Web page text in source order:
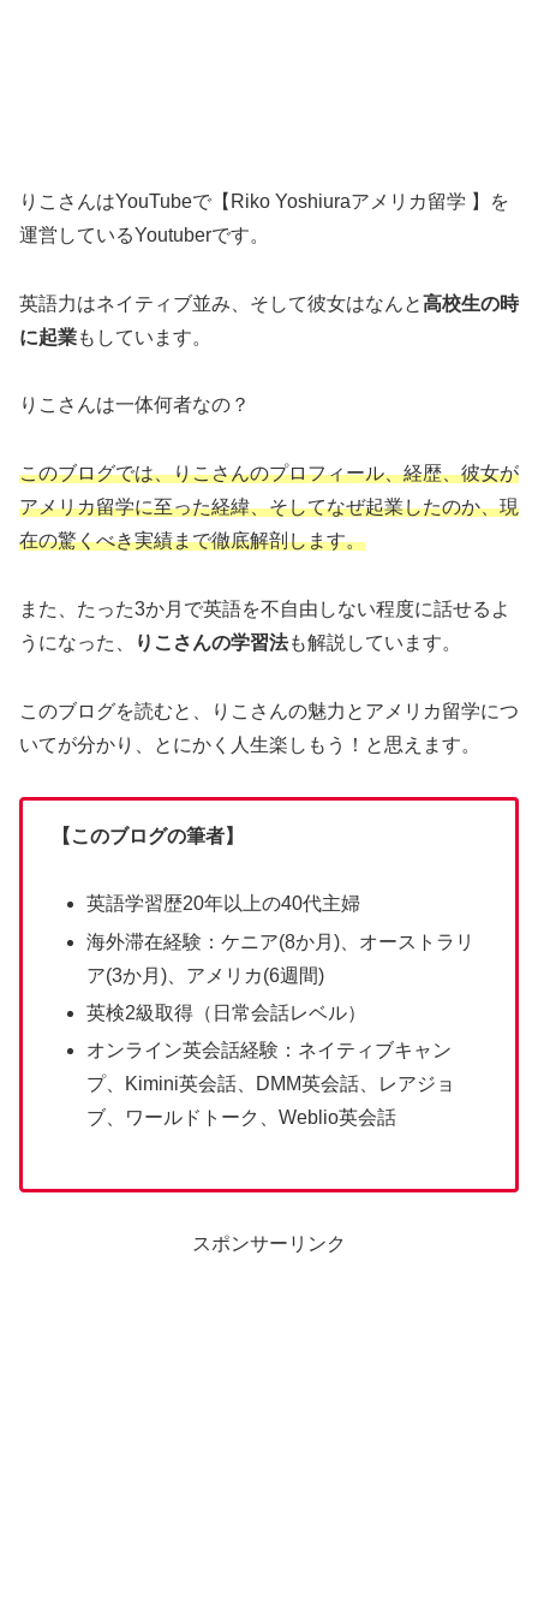
りこさんはYouTubeで【Riko Yoshiuraアメリカ留学 】を
運営しているYoutuberです。
英語力はネイティブ並み、そして彼女はなんと高校生の時
に起業もしています。
りこさんは一体何者なの？
このブログでは、りこさんのプロフィール、経歴、彼女が
アメリカ留学に至った経緯、そしてなぜ起業したのか、現
在の驚くべき実績まで徹底解剖します。
また、たった3か月で英語を不自由しない程度に話せるよ
うになった、
りこさんの学習法も解説しています。
このブログを読むと、りこさんの魅力とアメリカ留学につ
いてが分かり、とにかく人生楽しもう！と思えます。
【このブログの筆者】
英語学習歴20年以上の40代主婦
海外滞在経験：ケニア(8か月)、オーストラリ
ア(3か月)、アメリカ(6週間)
英検2級取得（日常会話レベル）
オンライン英会話経験：ネイティブキャン
プ、Kimini英会話、DMM英会話、レアジョ
ブ、ワールドトーク、Weblio英会話
スポンサーリンク